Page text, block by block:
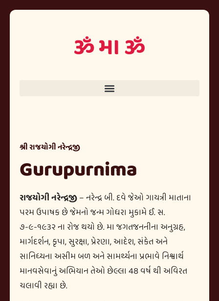
શ્રી રાજયોગી નરેન્દ્રજી
Gurupurnima
રાજયોગી નરેન્દ્રજી– નરેન્દ્ર બી. દવે જેઓ ગાયત્રી માતાના
પરમ ઉપાષક છે જેમનો જન્મ ગોધરા મુકામે ઈ. સ.
૭-૯-૧૯૩૨ ના રોજ થયો છે. મા જગતજનનીના અનુગ્રહ,
માર્ગદર્શન, કૃપા, સુરક્ષા, પ્રેરણા, આદેશ, સંકેત અને
સાનિધ્યના અસીમ બળ અને સામર્થ્યના પ્રભાવે નિશ્વાર્થ
માનવસેવાનું અભિયાન તેઓ છેલ્લા 48 વર્ષ થી અવિરત
ચલાવી રહ્યા છે.